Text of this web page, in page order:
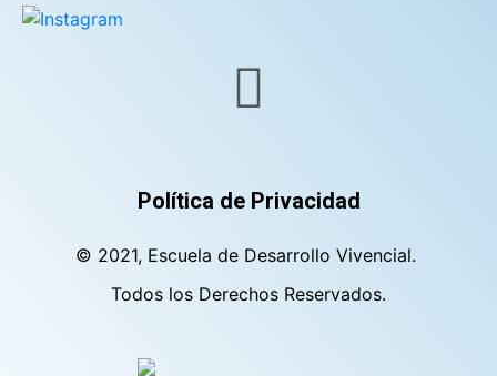
Política de Privacidad
© 2021, Escuela de Desarrollo Vivencial.
Todos los Derechos Reservados.